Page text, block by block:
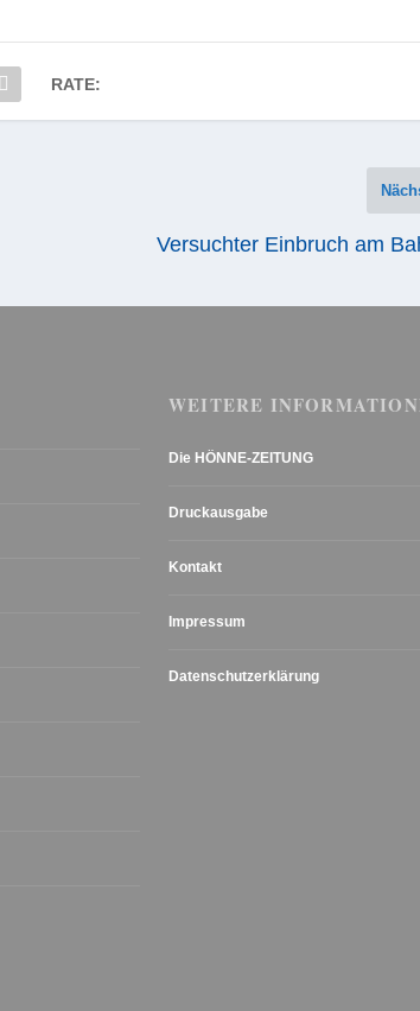
RATE:
Versuchter Einbruch am
WEITERE
Die HÖNNE-ZEITUNG
Druckausgabe
Kontakt
Impressum
Datenschutzerklärung